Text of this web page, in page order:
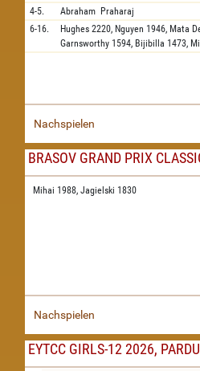
4-5.
Abraham Praharaj
6-16.
Hughes 2220, Nguyen 1946, Mata
Garnsworthy 1594, Bijibilla 1473,
Nachspielen
BRASOV GRAND PRIX
Mihai 1988, Jagielski 1830
Nachspielen
EYTCC GIRLS-12 2026,